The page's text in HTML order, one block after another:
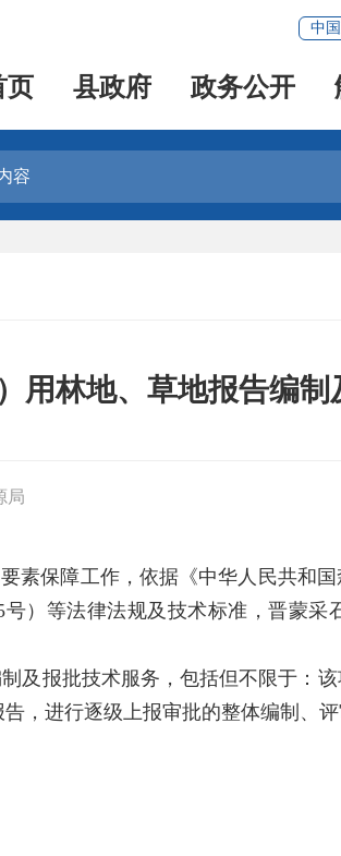
中
页 县政府 政务公开
用林地、草地报告编
局
素保障工作，依据《中华人民共和
）等法律法规及技术标准，晋蒙
及报批技术服务，包括但不限于：
，进行逐级上报审批的整体编制、